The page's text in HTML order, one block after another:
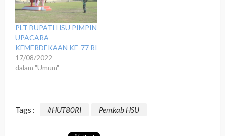
PLT BUPATI HSU PIMPIN
UPACARA
KEMERDEKAAN KE-77 RI
17/08/2022
dalam "Umum"
Tags : #HUT80RI Pemkab HSU